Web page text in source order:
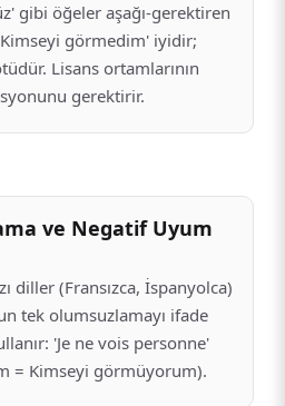
gibi öğeler aşağı-gerektiren
görmedim' iyidir;
Lisans ortamlarının
gerektirir.
ve Negatif Uyum
diller (Fransızca, İspanyolca)
tek olumsuzlamayı ifade
'Je ne vois personne'
= Kimseyi görmüyorum).